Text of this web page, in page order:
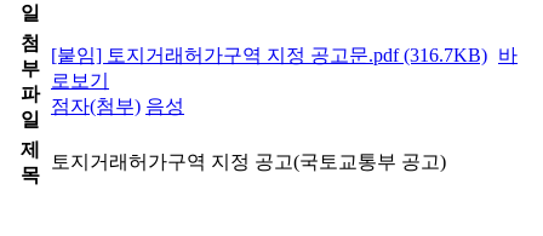
일
첨
부
파
일
[붙임] 토지거래허가구역 지정 공고문.pdf (316.7KB) 바
로보기
점자(첨부) 음성
제
목
토지거래허가구역 지정 공고(국토교통부 공고)